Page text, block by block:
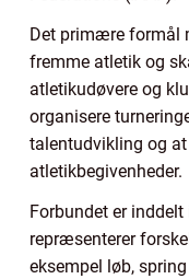
Det primære formål
fremme atletik og
atletikudøvere og
organisere
talentudvikling og
atletikbegivenheder.
Forbundet er
repræsenterer
eksempel løb,